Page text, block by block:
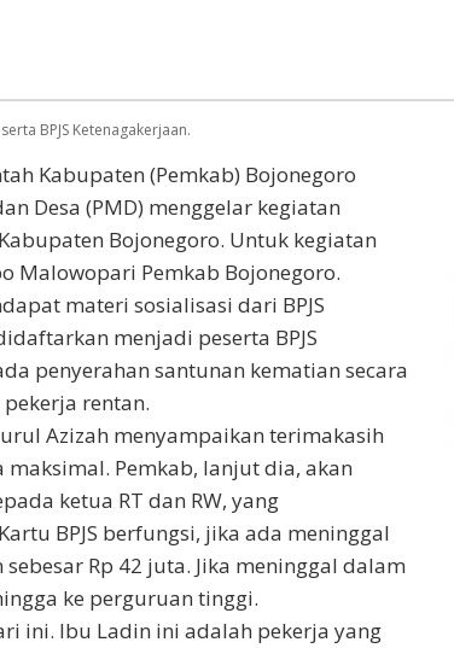
BPJS Ketenagakerjaan.
Kabupaten (Pemkab) Bojonegoro
Desa (PMD) menggelar kegiatan
Bojonegoro. Untuk kegiatan
Malowopari Pemkab Bojonegoro.
materi sosialisasi dari BPJS
menjadi peserta BPJS
penyerahan santunan kematian secara
rentan.
Azizah menyampaikan terimakasih
maksimal. Pemkab, lanjut dia, akan
ketua RT dan RW, yang
BPJS berfungsi, jika ada meninggal
Rp 42 juta. Jika meninggal dalam
ke perguruan tinggi.
ini. Ibu Ladin ini adalah pekerja yang